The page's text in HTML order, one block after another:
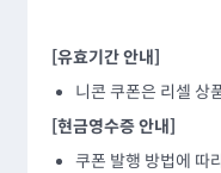
[유효기간 안내]
니콘 쿠폰은 리셀 상
[현금영수증 안내]
쿠폰 발행 방법에 따